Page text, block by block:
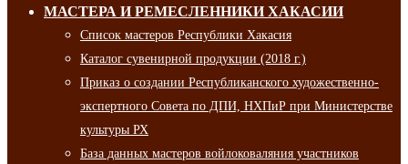
МАСТЕРА И РЕМЕСЛЕННИКИ ХАКАСИИ
Список мастеров Республики Хакасия
Каталог сувенирной продукции (2018 г.)
Приказ о создании Республиканского художественно-
экспертного Совета по ДПИ, НХПиР при Министерстве
культуры РХ
База данных мастеров войлоковаляния участников